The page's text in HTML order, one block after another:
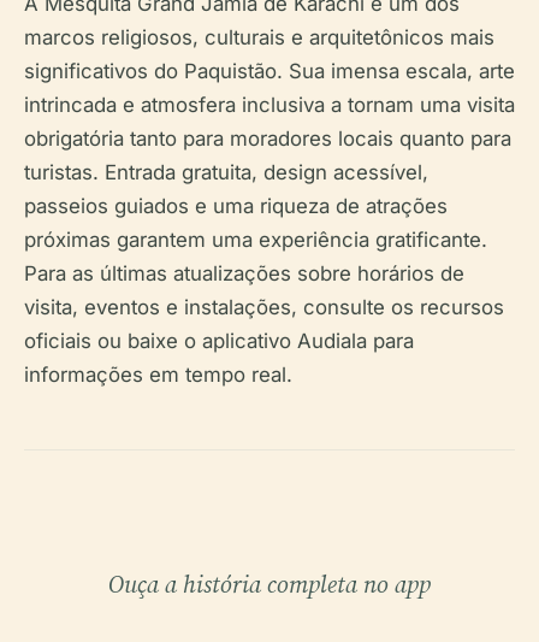
marcos religiosos, culturais e arquitetônicos mais
significativos do Paquistão. Sua imensa escala, arte
intrincada e atmosfera inclusiva a tornam uma visita
obrigatória tanto para moradores locais quanto para
turistas. Entrada gratuita, design acessível,
passeios guiados e uma riqueza de atrações
próximas garantem uma experiência gratificante.
Para as últimas atualizações sobre horários de
visita, eventos e instalações, consulte os recursos
oficiais ou baixe o aplicativo Audiala para
informações em tempo real.
Ouça a história completa no app